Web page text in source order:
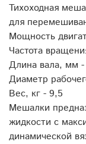
Тихоходная
для
Мощность
Частота
Длина вала, мм
Диаметр
Вес, кг - 9,5
Мешалки
жидкости с
динамической